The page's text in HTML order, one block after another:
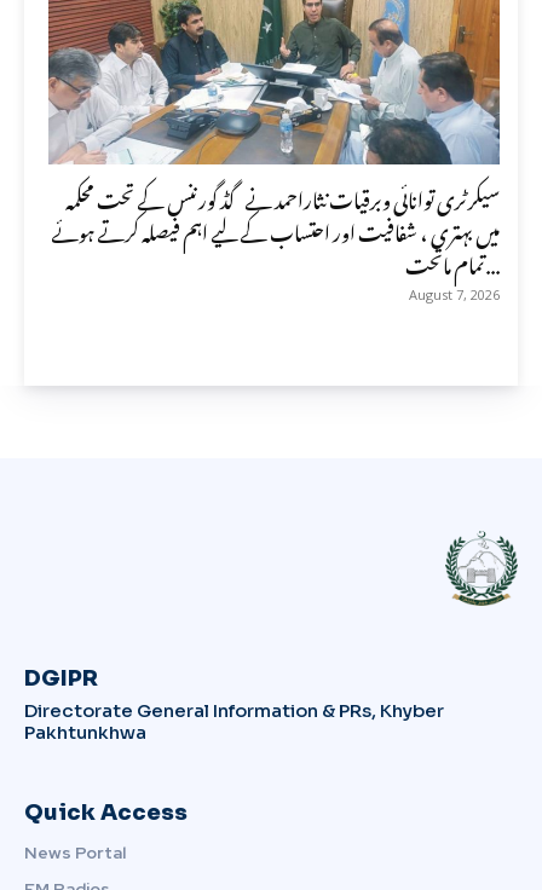
سیکرٹری توانائی وبرقیات نثاراحمد نے گڈ گورننس کے تحت محکمہ
میں بہتری ، شفافیت اور احتساب کے لیے اہم فیصلہ کرتے ہوئے
تمام ماتحت...
August 7, 2026
DGIPR
Directorate General Information & PRs, Khyber
Pakhtunkhwa
Quick Access
News Portal